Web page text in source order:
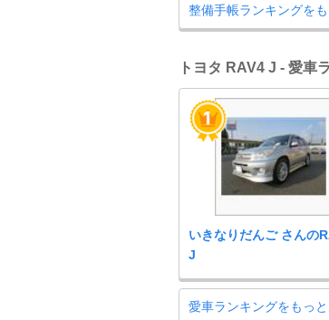
整備手帳ランキングを
トヨタ RAV4 J - 愛車
いきなりだんご さんの
J
愛車ランキングをもっ